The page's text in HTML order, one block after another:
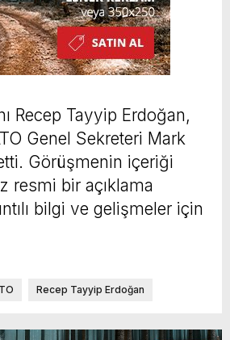
Recep Tayyip Erdoğan,
Genel Sekreteri Mark
Görüşmenin içeriği
resmi bir açıklama
bilgi ve gelişmeler için
Recep Tayyip Erdoğan